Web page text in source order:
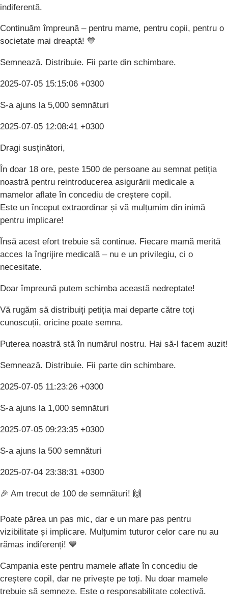
indiferentă.
Continuăm împreună – pentru mame, pentru copii, pentru o
societate mai dreaptă! 💙
Semnează. Distribuie. Fii parte din schimbare.
2025-07-05 15:15:06 +0300
S-a ajuns la 5,000 semnături
2025-07-05 12:08:41 +0300
Dragi susținători,
În doar 18 ore, peste 1500 de persoane au semnat petiția
noastră pentru reintroducerea asigurării medicale a
mamelor aflate în concediu de creștere copil.
Este un început extraordinar și vă mulțumim din inimă
pentru implicare!
Însă acest efort trebuie să continue. Fiecare mamă merită
acces la îngrijire medicală – nu e un privilegiu, ci o
necesitate.
Doar împreună putem schimba această nedreptate!
Vă rugăm să distribuiți petiția mai departe către toți
cunoscuții, oricine poate semna.
Puterea noastră stă în numărul nostru. Hai să-l facem auzit!
Semnează. Distribuie. Fii parte din schimbare.
2025-07-05 11:23:26 +0300
S-a ajuns la 1,000 semnături
2025-07-05 09:23:35 +0300
S-a ajuns la 500 semnături
2025-07-04 23:38:31 +0300
🎉 Am trecut de 100 de semnături! 🙌
Poate părea un pas mic, dar e un mare pas pentru
vizibilitate și implicare. Mulțumim tuturor celor care nu au
rămas indiferenți! 💙
Campania este pentru mamele aflate în concediu de
creștere copil, dar ne privește pe toți. Nu doar mamele
trebuie să semneze. Este o responsabilitate colectivă.